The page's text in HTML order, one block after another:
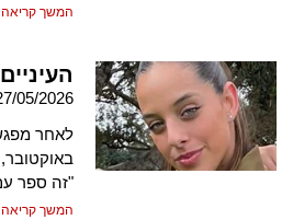
המשך
05/2026
"זה ספר
המשך